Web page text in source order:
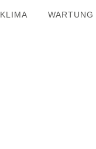
KLIMA WARTUNG